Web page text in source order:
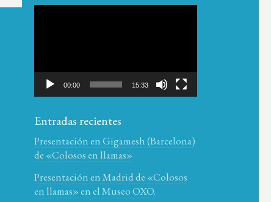
00:00 15:33
Entradas recientes
Presentación en Gigamesh (Barcelona)
de «Colosos en llamas»
Presentación en Madrid de «Colosos
en llamas» en el Museo OXO.